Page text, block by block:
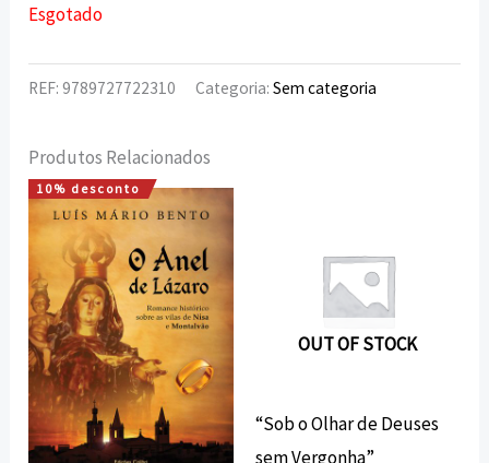
Esgotado
REF:9789727722310 Categoria:Sem categoria
Produtos Relacionados
10% desconto
O
preço
original
era:
10,00 €.
O
preço
atual
é:
9,00 €.
OUT OF STOCK
“Sob o Olhar de Deuses
sem Vergonha”